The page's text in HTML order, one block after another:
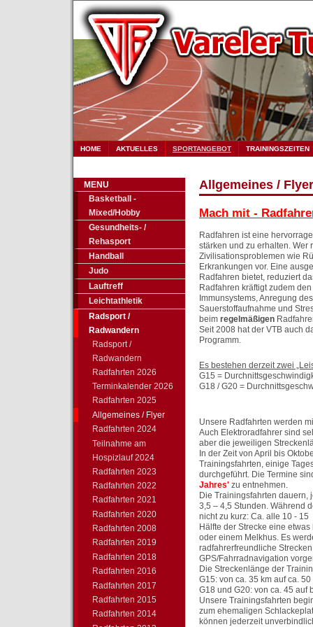
HOME AKTUELLES SPORTANGEBOT TRAININGSZEITEN
MENU
Basketball -
Mixed/Hobby
Gesundheits- /
Rehasport
Handball
Judo
Lauftreff
Leichtathletik
Radsport /
Radwandern
Radsport /
Radwandern
Radfahrten 2026
Terminkalender 2026
Radfahrten 2025
Allgemeines / Flyer
Radfahrten 2024
Teilnahme am
Hospizlauf 2024
Radfahrten 2023
Radfahrten 2022
Radfahrten 2021
Radfahrten 2020
Radfahrten 2008
Radfahrten 2019
Radfahrten 2018
Radfahrten 2016
Radfahrten 2017
Radfahrten 2015
Radfahrten 2014
Allgemeines / Flyer
Mach mit -
Radfahren ist eine
stärken und zu erhalten.
Zivilisationsproblemen wie
Erkrankungen vor. Eine
Radfahren bietet, reduziert
Radfahren kräftigt zudem
Immunsystems, Anregung
Sauerstoffaufnahme und
beim regelmäßigen
Seit 2008 hat der VTB auch
Programm.
Es bestehen derzeit zwei
G15 =
G18 / G20 =
Unsere Radfahrten werden
Auch Elektroradfahrer sind
aber die jeweiligen
In der Zeit von April bis
Trainingsfahrten, einige
durchgeführt. Die Termine
Jahres' zu entnehmen.
Die Trainingsfahrten dauern,
3,5 – 4,5 Stunden. Während
nicht zu kurz: Ca. alle 10 - 15
Hälfte der Strecke eine
oder einem Melkhus. Es
radfahrerfreundliche
GPS/Fahrradnavigation
Die Streckenlänge der
G15: von ca. 35 km auf ca. 50
G18 und G20: von ca. 45 auf
Unsere Trainingsfahrten
zum ehemaligen
können jederzeit